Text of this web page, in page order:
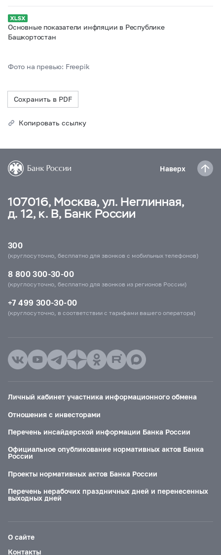
Основные показатели инфляции в Республике
Башкортостан
Фото на превью: Freepik
Сохранить в PDF
Копировать ссылку
Наверх
107016, Москва, ул. Неглинная,
д. 12, к. В, Банк России
300
(круглосуточно, бесплатно для звонков с мобильных телефонов)
8 800 300-30-00
(круглосуточно, бесплатно для звонков из регионов России)
+7 499 300-30-00
(круглосуточно, в соответствии с тарифами вашего оператора)
Личный кабинет участника информационного обмена
Отношения с инвесторами
Перечень инсайдерской информации Банка России
Официальное опубликование нормативных актов Банка
России
Проекты нормативных актов Банка России
Перечень нерабочих праздничных дней и перенесенных
выходных дней
О сайте
Контакты